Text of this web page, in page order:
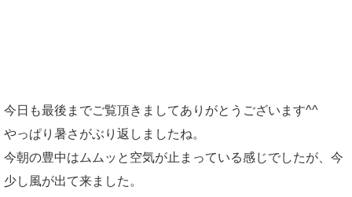
今日も最後までご覧頂きましてありがとうございます^^
やっぱり暑さがぶり返しましたね。
今朝の豊中はムムッと空気が止まっている感じでしたが、今
少し風が出て来ました。